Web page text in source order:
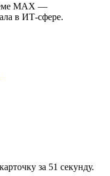
MAX —
в ИТ‑сфере.
за 51 секунду.